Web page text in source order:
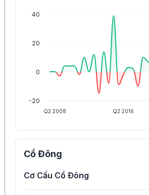
Q2 2008 Q2 2016
-20
0
20
40
Cổ Đông
Cơ Cấu Cổ Đông